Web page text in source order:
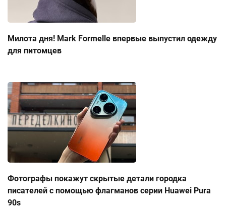
Милота дня! Mark Formelle впервые выпустил одежду
для питомцев
Фотографы покажут скрытые детали городка
писателей с помощью флагманов серии Huawei Pura
90s